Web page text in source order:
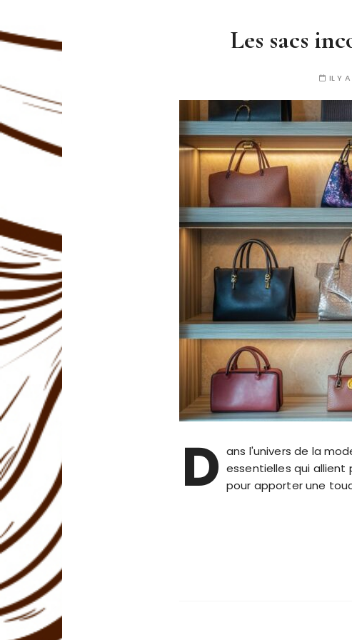
Les sacs
IL Y
D ans l'univers de la
essentielles qui
pour apporter une